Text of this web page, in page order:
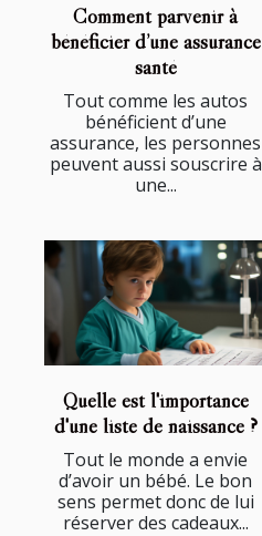
Comment parvenir à
bénéficier d’une assurance
santé
Tout comme les autos
bénéficient d’une
assurance, les personnes
peuvent aussi souscrire à
une...
Quelle est l'importance
d'une liste de naissance ?
Tout le monde a envie
d’avoir un bébé. Le bon
sens permet donc de lui
réserver des cadeaux...